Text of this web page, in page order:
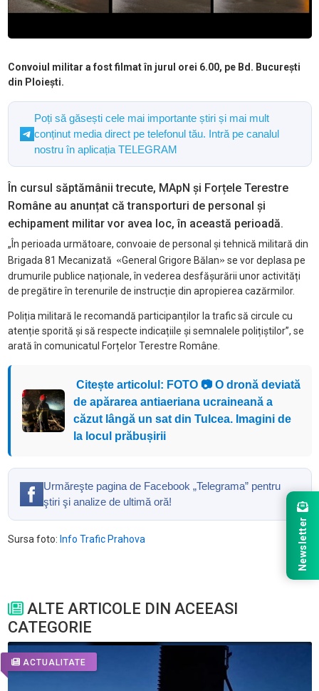
Convoiul militar a fost filmat în jurul orei 6.00, pe Bd. București
din Ploiești.
Poți să găsești cele mai importante știri și mai mult
conținut media direct pe telefonul tău. Intră pe canalul
nostru în aplicația TELEGRAM
În cursul săptămânii trecute, MApN și Forțele Terestre
Române au anunțat că transporturi de personal și
echipament militar vor avea loc, în această perioadă.
„În perioada următoare, convoaie de personal și tehnică militară din
Brigada 81 Mecanizată «General Grigore Bălan» se vor deplasa pe
drumurile publice naționale, în vederea desfășurării unor activități
de pregătire în terenurile de instrucție din apropierea cazărmilor.
Poliția militară le recomandă participanților la trafic să circule cu
atenție sporită și să respecte indicațiile și semnalele polițiștilor”, se
arată în comunicatul Forțelor Terestre Române.
Citește articolul: FOTO 📷 O dronă deviată
de apărarea antiaeriana ucraineană a
căzut lângă un sat din Tulcea. Imagini de
la locul prăbușirii
Urmăreşte pagina de Facebook „Telegrama” pentru
ştiri şi analize de ultimă oră!
Sursa foto: Info Trafic Prahova
ALTE ARTICOLE DIN ACEEASI
CATEGORIE
ACTUALITATE
Newsletter